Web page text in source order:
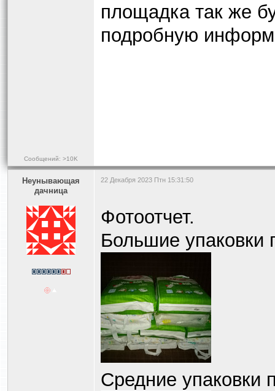
Сообщений: >10K
площадка так же
подробную
Heyнывaющая
дaчницa
22 Декабря 2023 Птн 15:31:50
Фотоотчет.
Большие упаковки
Средние упаковки